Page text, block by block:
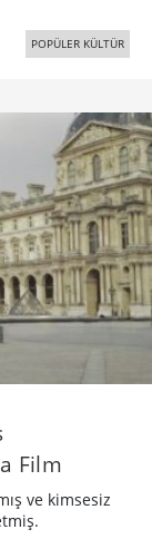
POPÜLER KÜLTÜR
Film
ve kimsesiz